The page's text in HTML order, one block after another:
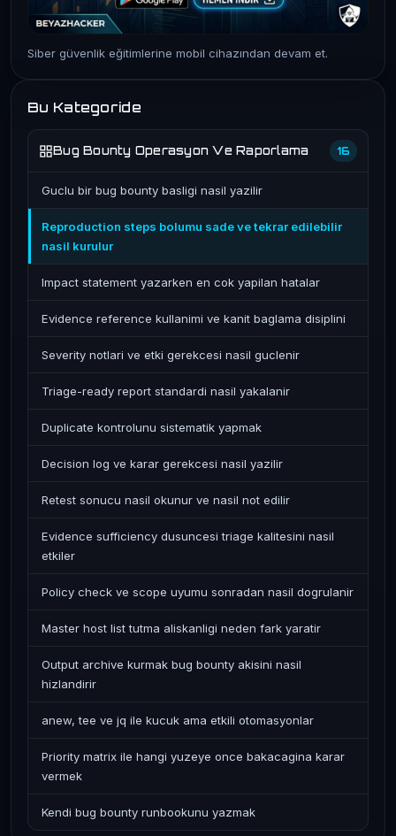
Siber güvenlik eğitimlerine mobil cihazından devam et.
Bu Kategoride
Bug Bounty Operasyon Ve Raporlama 16
Guclu bir bug bounty basligi nasil yazilir
Reproduction steps bolumu sade ve tekrar edilebilir
nasil kurulur
Impact statement yazarken en cok yapilan hatalar
Evidence reference kullanimi ve kanit baglama disiplini
Severity notlari ve etki gerekcesi nasil guclenir
Triage-ready report standardi nasil yakalanir
Duplicate kontrolunu sistematik yapmak
Decision log ve karar gerekcesi nasil yazilir
Retest sonucu nasil okunur ve nasil not edilir
Evidence sufficiency dusuncesi triage kalitesini nasil
etkiler
Policy check ve scope uyumu sonradan nasil dogrulanir
Master host list tutma aliskanligi neden fark yaratir
Output archive kurmak bug bounty akisini nasil
hizlandirir
anew, tee ve jq ile kucuk ama etkili otomasyonlar
Priority matrix ile hangi yuzeye once bakacagina karar
vermek
Kendi bug bounty runbookunu yazmak